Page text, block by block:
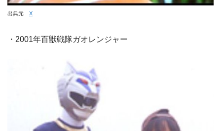
出典元 X
・2001年百獣戦隊ガオレンジャー